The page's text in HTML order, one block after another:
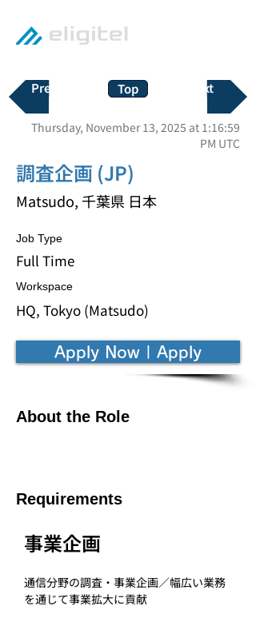
Previous Top Next
Thursday, November 13, 2025 at 1:16:59
PM UTC
調査企画 (JP)
Matsudo, 千葉県 日本
Job Type
Full Time
Workspace
HQ, Tokyo (Matsudo)
Apply Now | Apply
About the Role
Requirements
事業企画
通信分野の調査・事業企画／幅広い業務
を通じて事業拡大に貢献